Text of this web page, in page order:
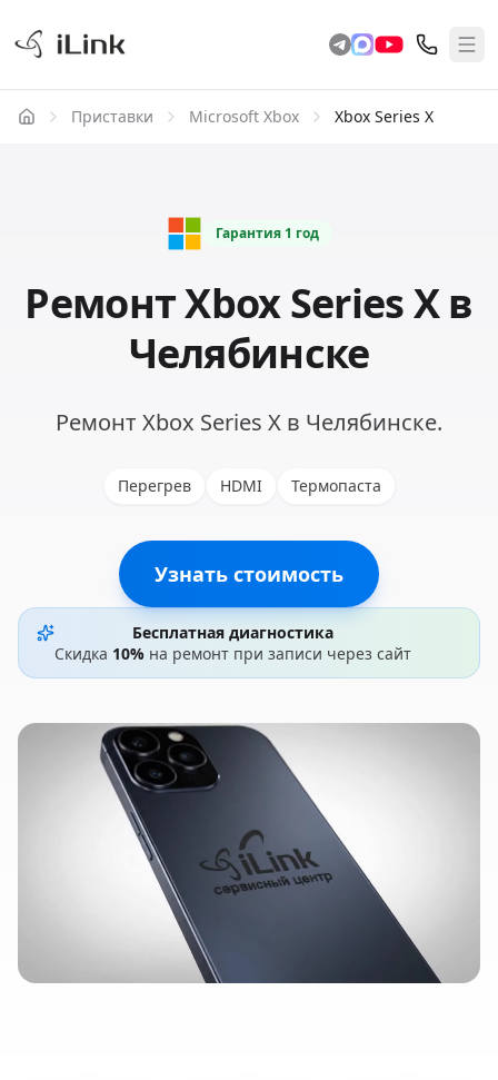
Приставки Microsoft Xbox Xbox Series X
Гарантия 1 год
Ремонт Xbox Series X в
Челябинске
Ремонт Xbox Series X в Челябинске.
Перегрев HDMI Термопаста
Узнать стоимость
Бесплатная диагностика
Скидка 10% на ремонт при записи через сайт